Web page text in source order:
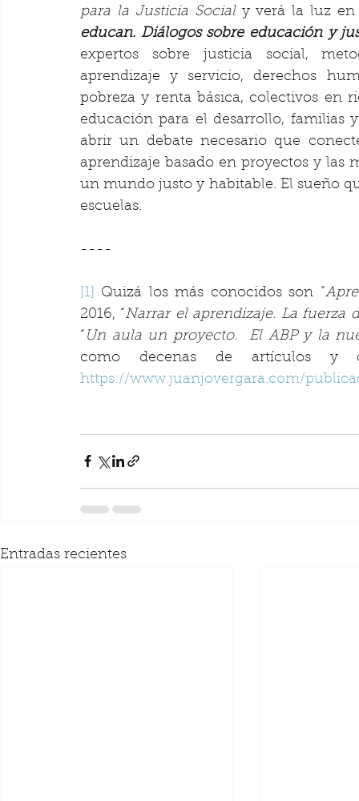
para la Justicia Social y verá la luz en
educan. Diálogos sobre educación y
expertos sobre justicia social,
aprendizaje y servicio, derechos
pobreza y renta básica, colectivos en
educación para el desarrollo, familias
abrir un debate necesario que
aprendizaje basado en proyectos y las
un mundo justo y habitable. El sueño
escuelas.
----
[1] Quizá los más conocidos son “
2016, “Narrar el aprendizaje. La fuerza
“ Un aula un proyecto.  El ABP y la
https://www.juanjovergara.com/
Entradas recientes